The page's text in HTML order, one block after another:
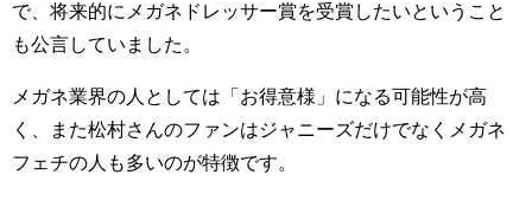
で、将来的にメガネドレッサー賞を受賞したいということ
も公言していました。
メガネ業界の人としては「お得意様」になる可能性が高
く、また松村さんのファンはジャニーズだけでなくメガネ
フェチの人も多いのが特徴です。